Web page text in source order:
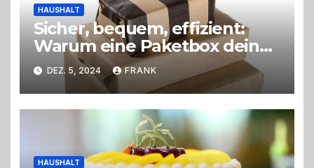
HAUSHALT
Sicher, bequem, effizient:
Warum eine Paketbox dein
Leben erleichtert
DEZ. 5, 2024 FRANK
HAUSHALT